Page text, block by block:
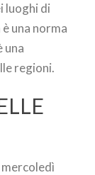
luoghi di
una norma
una
regioni.